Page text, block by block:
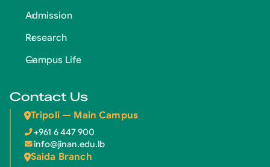
Admission
Research
Campus Life
Contact Us
Tripoli — Main Campus
+961 6 447 900
info@jinan.edu.lb
Saida Branch